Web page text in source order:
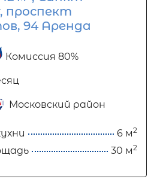
проспект
94 Аренда
Комиссия 80%
Московский район
6 м2
30 м2